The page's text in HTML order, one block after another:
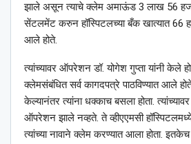
झाले असून त्याचे क्लेम अमाऊंड 3 लाख 56
सेंटलमेंट करुन हॉस्पिटलच्या बँक खात्यात 66
आले होते.
त्यांच्यावर ऑपरेशन डॉ. योगेश गुप्ता यांनी केले
क्लेमसंबंधित सर्व कागदपत्रे पाठविण्यात आले
केल्यानंतर त्यांना धक्काच बसला होता.
ऑपरेशन झाले नव्हते. ते व्हीएएमसी
त्यांच्या नावाने क्लेम करण्यात आला होता.